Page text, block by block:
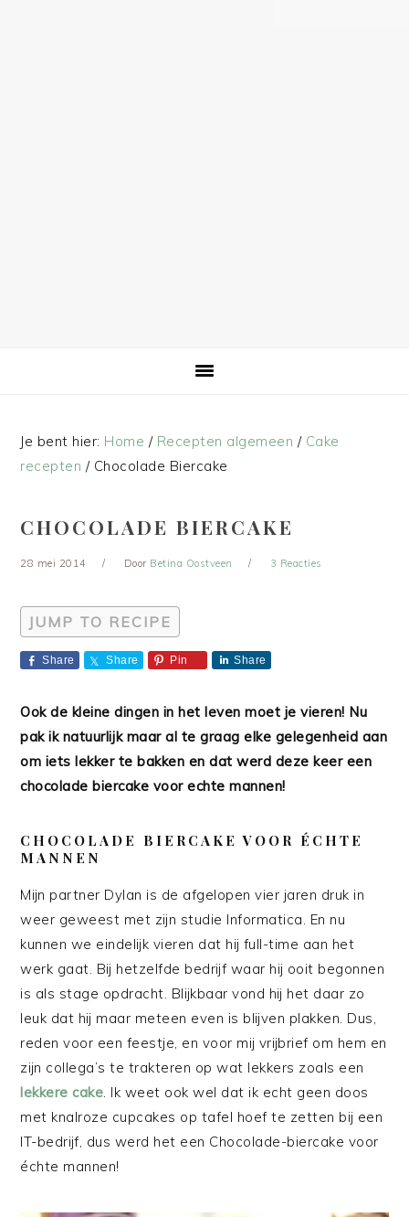
Je bent hier: Home / Recepten algemeen / Cake
recepten /Chocolade Biercake
CHOCOLADE BIERCAKE
28 mei 2014 Door Betina Oostveen 3 Reacties
JUMP TO RECIPE
Share Share Pin Share
Ook de kleine dingen in het leven moet je vieren! Nu
pak ik natuurlijk maar al te graag elke gelegenheid aan
om iets lekker te bakken en dat werd deze keer een
chocolade biercake voor echte mannen!
CHOCOLADE BIERCAKE VOOR ÉCHTE
MANNEN
Mijn partner Dylan is de afgelopen vier jaren druk in
weer geweest met zijn studie Informatica. En nu
kunnen we eindelijk vieren dat hij full-time aan het
werk gaat. Bij hetzelfde bedrijf waar hij ooit begonnen
is als stage opdracht. Blijkbaar vond hij het daar zo
leuk dat hij maar meteen even is blijven plakken. Dus,
reden voor een feestje, en voor mij vrijbrief om hem en
zijn collega’s te trakteren op wat lekkers zoals een
lekkere cake. Ik weet ook wel dat ik echt geen doos
met knalroze cupcakes op tafel hoef te zetten bij een
IT-bedrijf, dus werd het een Chocolade-biercake voor
échte mannen!